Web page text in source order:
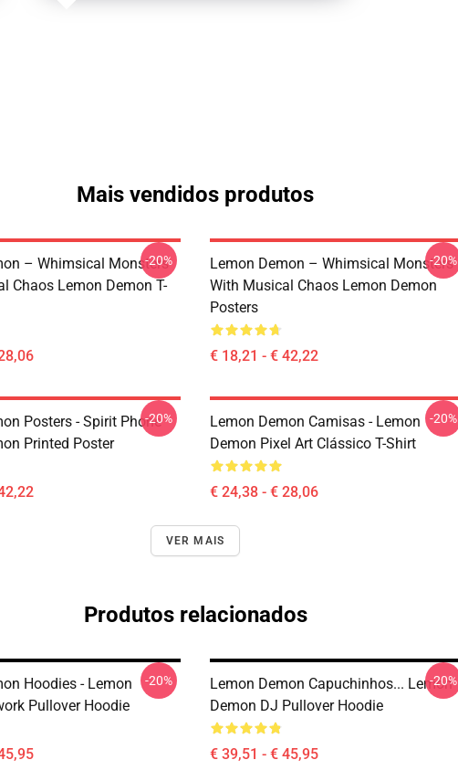
Mais vendidos produtos
– Whimsical Monsters
Chaos Lemon Demon T-
-20%
Lemon Demon – Whimsical Monsters
With Musical Chaos Lemon Demon
Posters
€ 18,21 - € 42,22
-20%
Posters - Spirit Phone
Printed Poster
-20%
Lemon Demon Camisas - Lemon
Demon Pixel Art Clássico T-Shirt
€ 24,38 - € 28,06
-20%
VER MAIS
Produtos relacionados
Hoodies - Lemon
Pullover Hoodie
-20%
Lemon Demon Capuchinhos... Lemon
Demon DJ Pullover Hoodie
€ 39,51 - € 45,95
-20%